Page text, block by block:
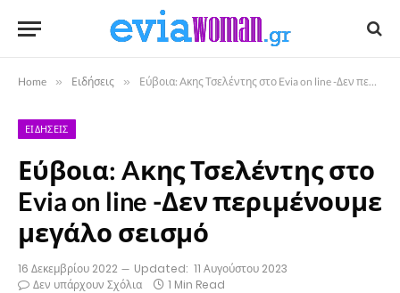
Home » Ειδήσεις » Εύβοια: Aκης Τσελέντης στο Evia on line -Δεν περιμένουμε μεγάλο σεισμό
ΕΙΔΉΣΕΙΣ
Εύβοια: Aκης Τσελέντης στο
Evia on line -Δεν περιμένουμε
μεγάλο σεισμό
16 Δεκεμβρίου 2022 Updated: 11 Αυγούστου 2023
Δεν υπάρχουν Σχόλια
1 Min Read